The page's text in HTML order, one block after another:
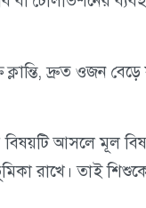
দ্রুত ওজন
আসলে মূল
রাখে। তাই